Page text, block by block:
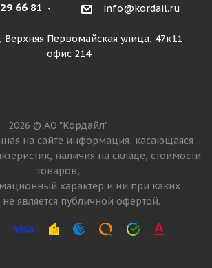
66 81 info@kordail.ru
Верхняя Первомайская улица, 47к11
офис 214
2026 © АО "Кордайл"
на сайте информация, касающаяся
наличия на складе, стоимости
товаров,
характер и ни при каких
не является публичной офертой.